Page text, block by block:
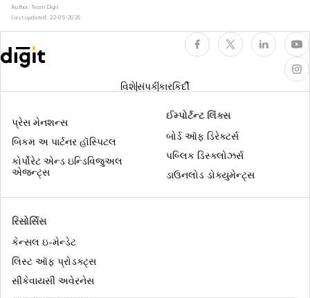
প্রেগন্যান্সি দ্যু ডেট ক্যালকুলেটর অনলাইন ক্যালকুলেটর
এসআইপি ক্যালকুলেটর
બાઇક લોન EMI કેલ્ક્યુલેટર
Author: Team Digit
Last updated: 22-05-2026
વિશેસંપર્કકારકિર્દી
રિસોર્સિસ
કેન્સલ ઇ-મેન્ડેટ
લિસ્ટ ઑફ પ્રોડક્ટ્સ
સીકેવાયસી અવેરનેસ
પ્રેસ મેનશન્સ
બિકમ અ પાર્ટનર હૉસ્પિટલ
કોર્પોરેટ એન્ડ ઇન્ડિવિજુઅલ
એજન્ટ્સ
ઈમ્પોર્ટન્ટ લિંક્સ
બોર્ડ ઑફ ડિરેક્ટર્સ
પબ્લિક ડિસ્ક્લોઝર્સ
ડાઉનલોડ ડોક્યુમેન્ટ્સ